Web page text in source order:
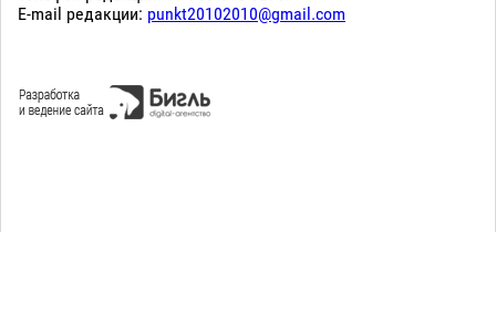
E-mail редакции: punkt20102010@gmail.com